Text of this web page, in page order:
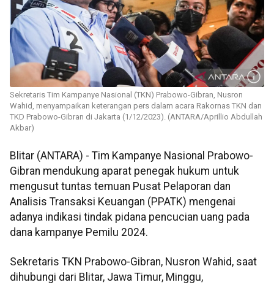
Sekretaris Tim Kampanye Nasional (TKN) Prabowo-Gibran, Nusron
Wahid, menyampaikan keterangan pers dalam acara Rakornas TKN dan
TKD Prabowo-Gibran di Jakarta (1/12/2023). (ANTARA/Aprillio Abdullah
Akbar)
Blitar (ANTARA) - Tim Kampanye Nasional Prabowo-
Gibran mendukung aparat penegak hukum untuk
mengusut tuntas temuan Pusat Pelaporan dan
Analisis Transaksi Keuangan (PPATK) mengenai
adanya indikasi tindak pidana pencucian uang pada
dana kampanye Pemilu 2024.
Sekretaris TKN Prabowo-Gibran, Nusron Wahid, saat
dihubungi dari Blitar, Jawa Timur, Minggu,